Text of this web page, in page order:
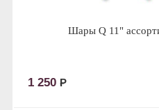
Шары Q 11"
1 250 Р